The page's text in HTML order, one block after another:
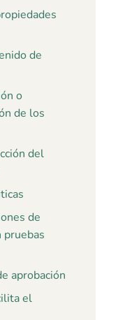
de
o
de los
del
de
pruebas
aprobación
el